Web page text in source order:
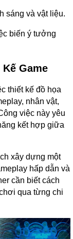
sáng và vật liệu.
biến ý tưởng
Game
thiết kế đồ họa
nhân vật,
việc này yêu
kết hợp giữa
xây dựng một
hấp dẫn và
cần biết cách
qua từng chi